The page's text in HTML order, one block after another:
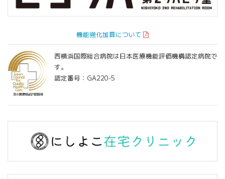
機能強化加算について
西横浜国際総合病院は日本医療機能評価機構認定病院で
す。
認定番号：GA220-5